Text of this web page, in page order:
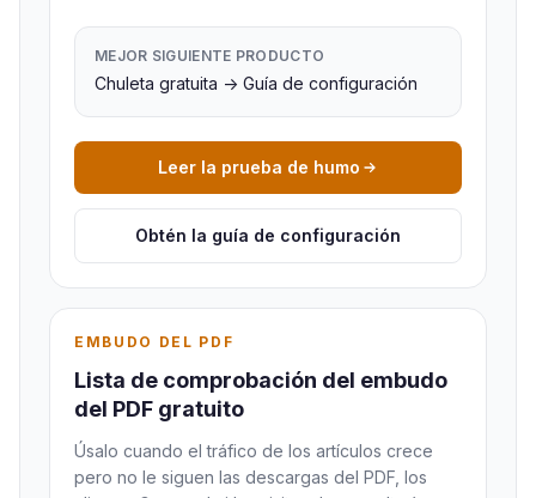
MEJOR SIGUIENTE PRODUCTO
Chuleta gratuita -> Guía de configuración
Leer la prueba de humo
Obtén la guía de configuración
EMBUDO DEL PDF
Lista de comprobación del embudo
del PDF gratuito
Úsalo cuando el tráfico de los artículos crece
pero no le siguen las descargas del PDF, los